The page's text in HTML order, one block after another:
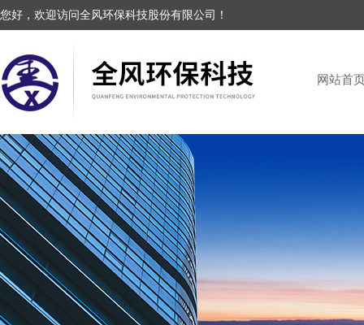
您好，欢迎访问全风环保科技股份有限公司！
网站首